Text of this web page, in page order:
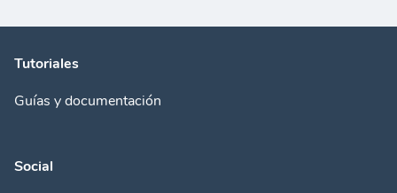
Tutoriales
Guías y documentación
Social